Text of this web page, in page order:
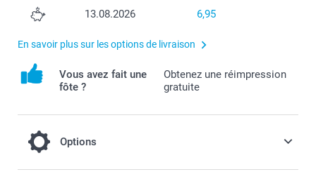
13.08.2026 6,95
En savoir plus sur les options de livraison
Vous avez fait une
fôte ?
Obtenez une réimpression
gratuite
Options